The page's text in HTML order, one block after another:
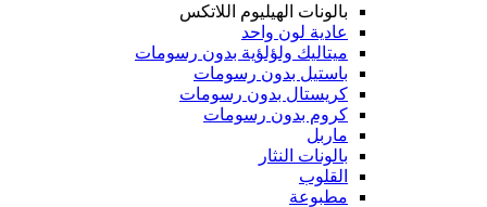
بالونات الهيليوم اللاتكس
عادية لون واحد
ميتاليك ولؤلؤية بدون رسومات
باستيل بدون رسومات
كريستال بدون رسومات
كروم بدون رسومات
ماربل
بالونات النثار
القلوب
مطبوعة